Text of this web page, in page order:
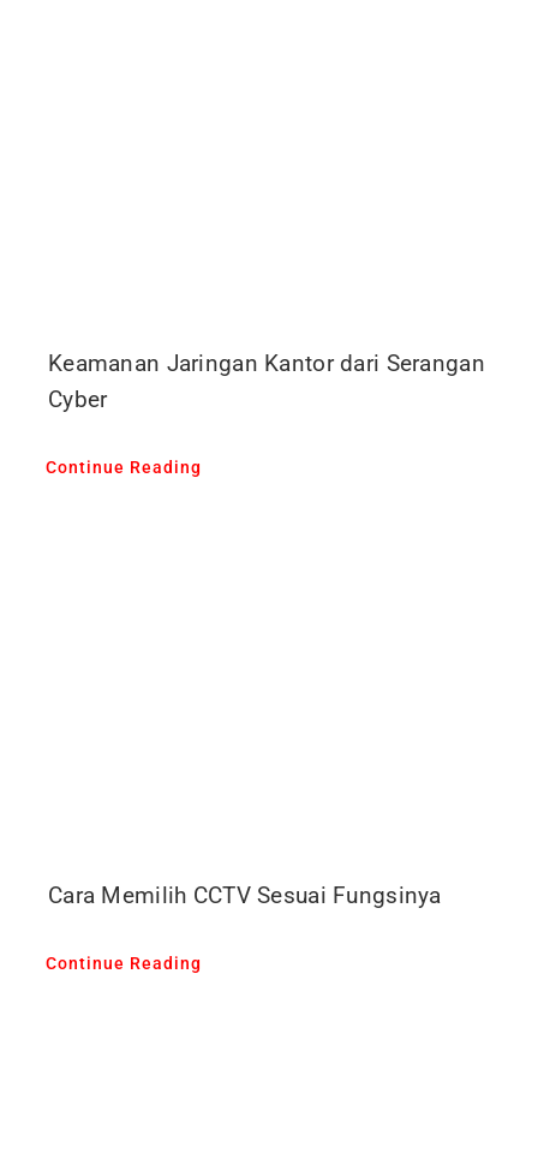
Keamanan Jaringan Kantor dari Serangan
Cyber
Continue Reading
Cara Memilih CCTV Sesuai Fungsinya
Continue Reading